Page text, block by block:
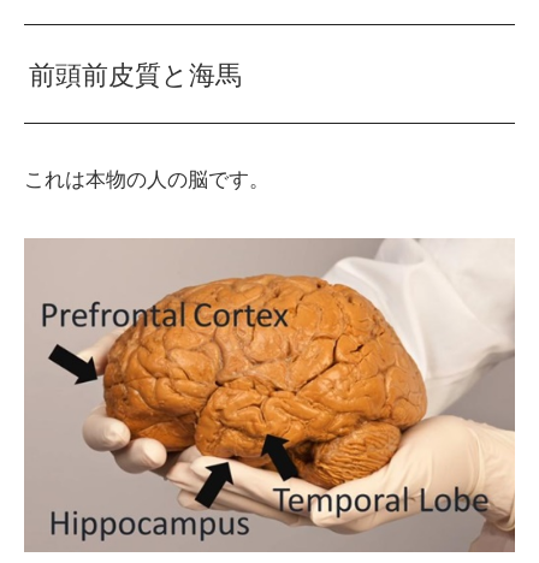
前頭前皮質と海馬
これは本物の人の脳です。